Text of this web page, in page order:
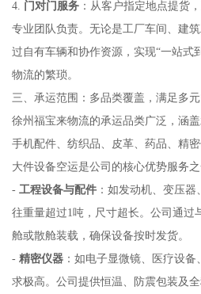
4. 门对门服务：从客户指定地点提货
专业团队负责。无论是工厂车间、建
过自有车辆和协作资源，实现“一站式
物流的繁琐。
三、承运范围：多品类覆盖，满足多
徐州福宝来物流的承运品类广泛，涵
手机配件、纺织品、皮革、药品、精
大件设备空运是公司的核心优势服务之
- 工程设备与配件：如发动机、变压器
往重量超过1吨，尺寸超长。公司通过
舱或散舱装载，确保设备按时发货。
- 精密仪器：如电子显微镜、医疗设
求极高。公司提供恒温、防震包装及